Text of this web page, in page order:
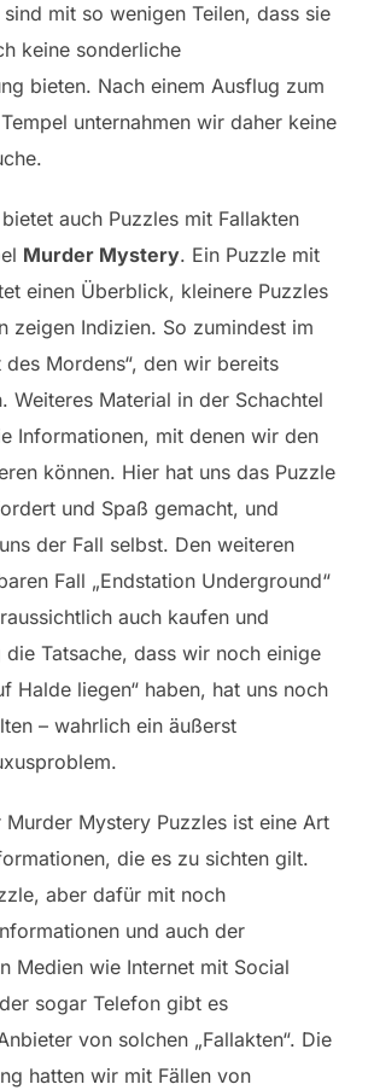
mit so wenigen Teilen, dass sie
keine sonderliche
bieten. Nach einem Ausflug zum
unternahmen wir daher keine
auch Puzzles mit Fallakten
Murder Mystery. Ein Puzzle mit
einen Überblick, kleinere Puzzles
zeigen Indizien. So zumindest im
des Mordens“, den wir bereits
Weiteres Material in der Schachtel
Informationen, mit denen wir den
können. Hier hat uns das Puzzle
und Spaß gemacht, und
der Fall selbst. Den weiteren
Fall „Endstation Underground“
auch kaufen und
die Tatsache, dass wir noch einige
Halde liegen“ haben, hat uns noch
– wahrlich ein äußerst
Murder Mystery Puzzles ist eine Art
die es zu sichten gilt.
aber dafür mit noch
und auch der
Medien wie Internet mit Social
sogar Telefon gibt es
von solchen „Fallakten“. Die
hatten wir mit Fällen von